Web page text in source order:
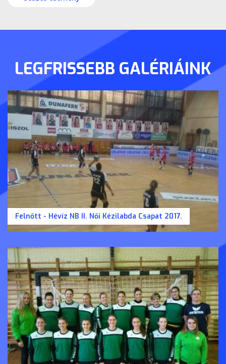
LEGFRISSEBB GALÉRIÁINK
Felnőtt - Hévíz NB II. Női Kézilabda Csapat 2017.